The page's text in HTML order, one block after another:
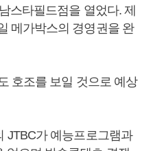
스타필드점을 열었다. 제
메가박스의 경영권을 완
호조를 보일 것으로 예상
JTBC가 예능프로그램과